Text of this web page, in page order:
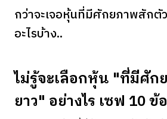
กว่าจะเจอหุ้นที่มีศักยภาพสักตั
อะไรบ้าง..
ไม่รู้จะเลือกหุ้น "ที่มีศัก
ยาว" อย่างไร เซฟ 10 ข้